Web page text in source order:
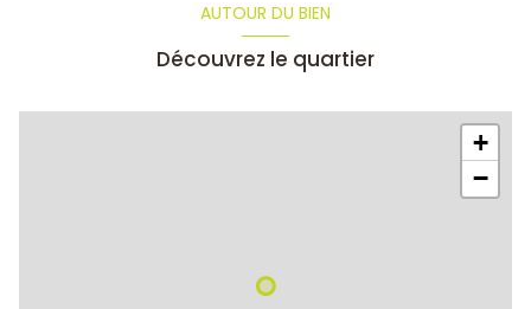
AUTOUR DU BIEN
Découvrez le quartier
+
−